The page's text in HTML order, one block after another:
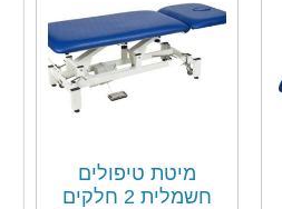
מיטת טיפולים
חשמלית 2 חלקים